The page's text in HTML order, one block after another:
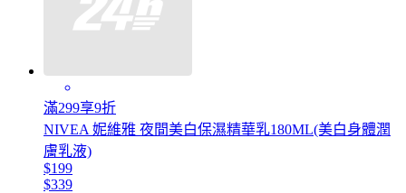
滿299享9折
NIVEA 妮維雅 夜間美白保濕精華乳180ML(美白身體潤
膚乳液)
$199
$339